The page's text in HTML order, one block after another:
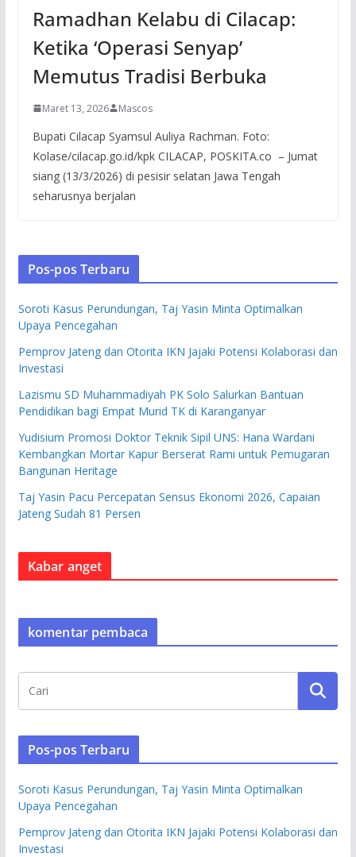
Ramadhan Kelabu di Cilacap:
Ketika ‘Operasi Senyap’
Memutus Tradisi Berbuka
Maret 13, 2026 Mascos
Bupati Cilacap Syamsul Auliya Rachman. Foto:
Kolase/cilacap.go.id/kpk CILACAP, POSKITA.co – Jumat
siang (13/3/2026) di pesisir selatan Jawa Tengah
seharusnya berjalan
Pos-pos Terbaru
Soroti Kasus Perundungan, Taj Yasin Minta Optimalkan
Upaya Pencegahan
Pemprov Jateng dan Otorita IKN Jajaki Potensi Kolaborasi dan
Investasi
Lazismu SD Muhammadiyah PK Solo Salurkan Bantuan
Pendidikan bagi Empat Murid TK di Karanganyar
Yudisium Promosi Doktor Teknik Sipil UNS: Hana Wardani
Kembangkan Mortar Kapur Berserat Rami untuk Pemugaran
Bangunan Heritage
Taj Yasin Pacu Percepatan Sensus Ekonomi 2026, Capaian
Jateng Sudah 81 Persen
Kabar anget
komentar pembaca
Pos-pos Terbaru
Soroti Kasus Perundungan, Taj Yasin Minta Optimalkan
Upaya Pencegahan
Pemprov Jateng dan Otorita IKN Jajaki Potensi Kolaborasi dan
Investasi